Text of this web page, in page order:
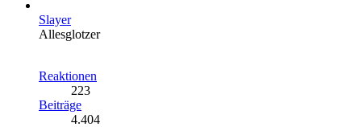
Slayer
Allesglotzer
Reaktionen
223
Beiträge
4.404